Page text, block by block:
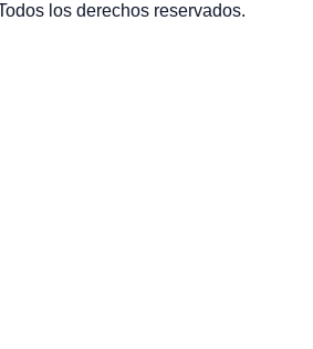
los derechos reservados.